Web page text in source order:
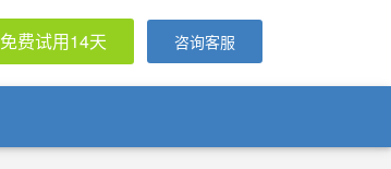
免费试用14天 咨询客服